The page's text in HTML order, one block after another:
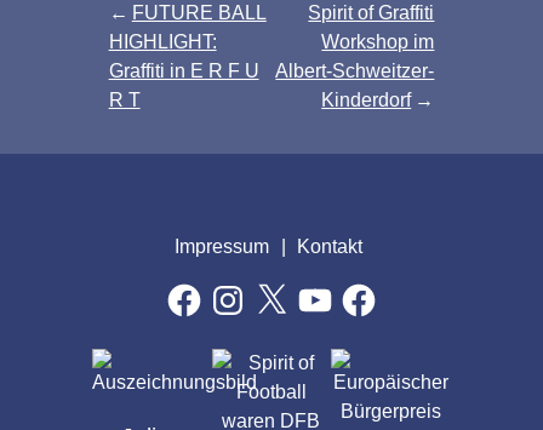
Beitragsnavigation
FUTURE BALL
HIGHLIGHT:
Graffiti in E R F U
R T
Spirit of Graffiti
Workshop im
Albert-Schweitzer-
Kinderdorf
Impressum Kontakt
FacebookInstagram
X YouTubeFacebook
AUSZEICHNUNGEN